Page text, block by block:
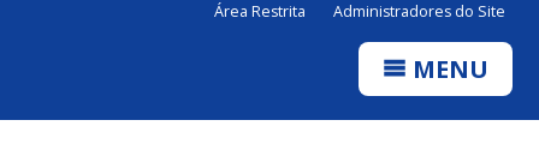
Área Restrita Administradores do Site
MENU